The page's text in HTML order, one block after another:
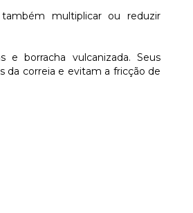
multiplicar ou reduzir
e borracha vulcanizada. Seus
correia e evitam a fricção de